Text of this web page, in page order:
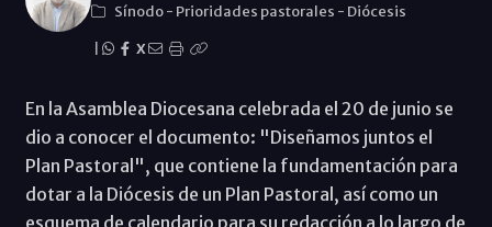
Sínodo- Prioridades pastorales - Diócesis
X
En la Asamblea Diocesana celebrada el 20 de junio se
dio a conocer el documento: "Diseñamos juntos el
Plan Pastoral", que contiene la fundamentación para
dotar a la Diócesis de un Plan Pastoral, así como un
esquema de calendario para su redacción a lo largo de